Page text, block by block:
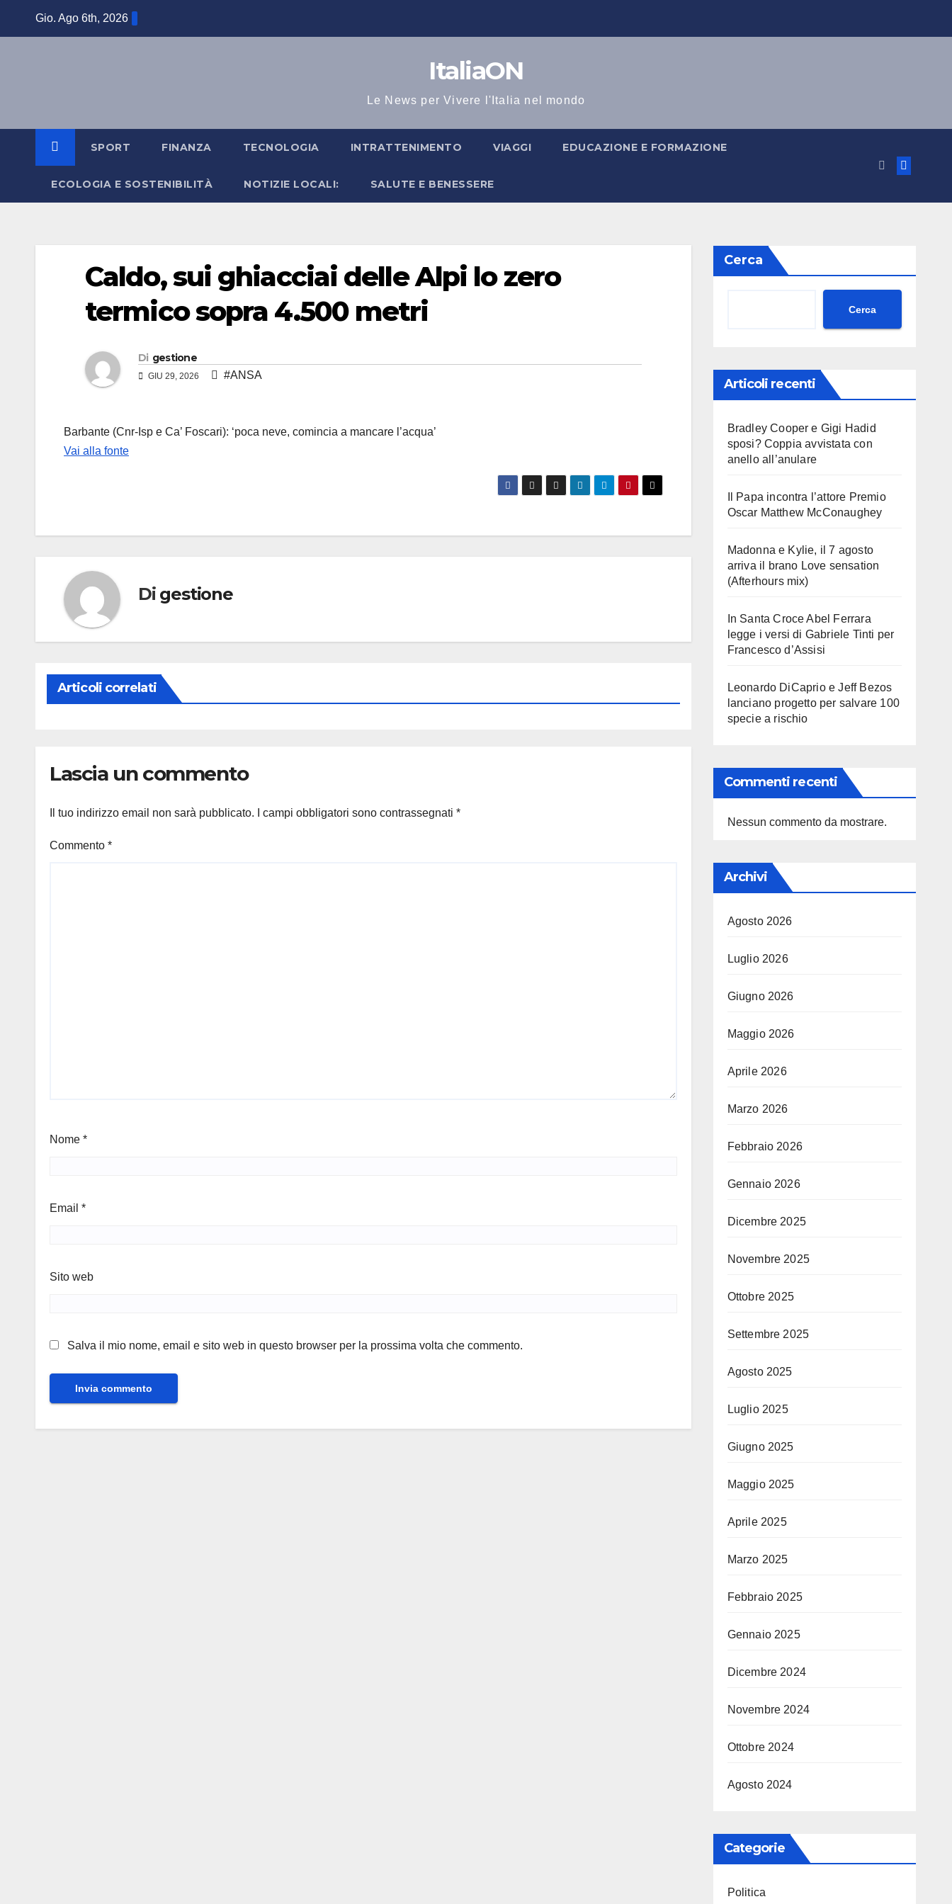
Gio. Ago 6th, 2026
ItaliaON
Le News per Vivere l'Italia nel mondo
SPORT FINANZA TECNOLOGIA INTRATTENIMENTO VIAGGI EDUCAZIONE E FORMAZIONE
ECOLOGIA E SOSTENIBILITÀ NOTIZIE LOCALI: SALUTE E BENESSERE
Caldo, sui ghiacciai delle Alpi lo zero
termico sopra 4.500 metri
Di gestione
GIU 29, 2026 #ANSA
Barbante (Cnr-Isp e Ca’ Foscari): ‘poca neve, comincia a mancare l’acqua’
Vai alla fonte
Di gestione
Articoli correlati
Lascia un commento
Il tuo indirizzo email non sarà pubblicato. I campi obbligatori sono contrassegnati *
Commento *
Nome *
Email *
Sito web
Salva il mio nome, email e sito web in questo browser per la prossima volta che commento.
Cerca
Cerca
Articoli recenti
Bradley Cooper e Gigi Hadid
sposi? Coppia avvistata con
anello all’anulare
Il Papa incontra l’attore Premio
Oscar Matthew McConaughey
Madonna e Kylie, il 7 agosto
arriva il brano Love sensation
(Afterhours mix)
In Santa Croce Abel Ferrara
legge i versi di Gabriele Tinti per
Francesco d’Assisi
Leonardo DiCaprio e Jeff Bezos
lanciano progetto per salvare 100
specie a rischio
Commenti recenti
Nessun commento da mostrare.
Archivi
Agosto 2026
Luglio 2026
Giugno 2026
Maggio 2026
Aprile 2026
Marzo 2026
Febbraio 2026
Gennaio 2026
Dicembre 2025
Novembre 2025
Ottobre 2025
Settembre 2025
Agosto 2025
Luglio 2025
Giugno 2025
Maggio 2025
Aprile 2025
Marzo 2025
Febbraio 2025
Gennaio 2025
Dicembre 2024
Novembre 2024
Ottobre 2024
Agosto 2024
Categorie
Politica